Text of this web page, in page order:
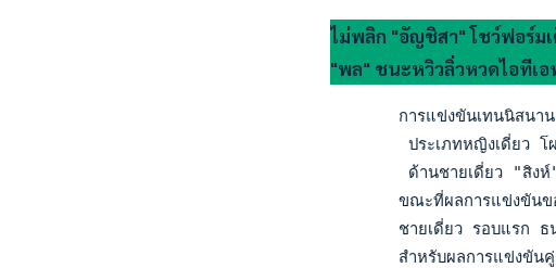
ไม่พลิก "อัญชิสา" โชว์ฟอร์ม
"พล" ชนะหวิวลิ่วหวดไอทีเ
การแข่งขันเทนนิสนา
ประเภทหญิงเดี่ยว
ด้านชายเดี่ยว "สิง
ขณะที่ผลการแข่งขัน
ชายเดี่ยว รอบแรก
สำหรับผลการแข่งขัน